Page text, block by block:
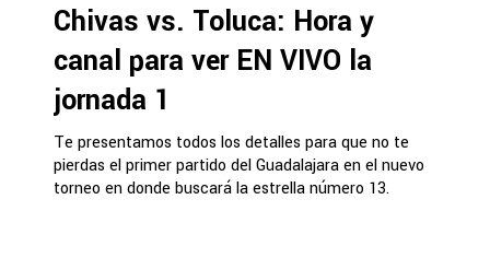
Chivas vs. Toluca: Hora y
canal para ver EN VIVO la
jornada 1
Te presentamos todos los detalles para que no te
pierdas el primer partido del Guadalajara en el nuevo
torneo en donde buscará la estrella número 13.